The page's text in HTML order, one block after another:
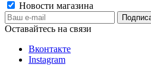
Новости магазина
Оставайтесь на связи
Вконтакте
Instagram